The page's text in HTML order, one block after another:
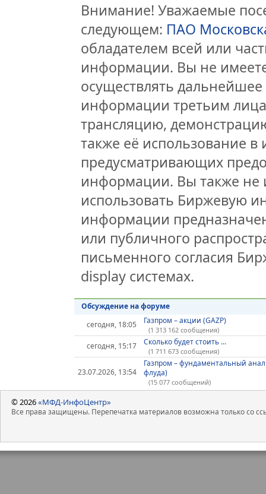
Внимание! Уважаемые
следующем: ПАО
обладателем всей или
информации. Вы не
осуществлять
информации третьим
трансляцию,
также её использование
предусматривающих
информации. Вы также не
использовать Биржевую
информации
или публичного
письменного согласия
display системах.
Обсуждение на форуме
сегодня, 18:05
Газпром – акции (GAZP)
(1 313 162 сообщения)
сегодня, 15:17 Сколько будет стоить ...
(1 711 673 сообщения)
23.07.2026, 13:54
Газпром – фундаментальный
флуда)
(15 077 сообщений)
© 2026«МФД-ИнфоЦентр»
Все права защищены. Перепечатка материалов возможна только со